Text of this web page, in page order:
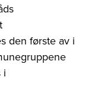
den første av i
i